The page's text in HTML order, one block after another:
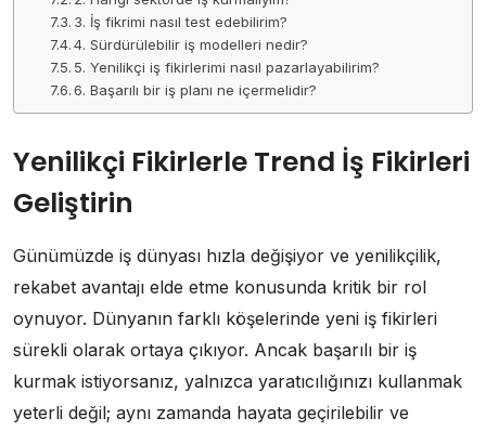
3. İş fikrimi nasıl test edebilirim?
4. Sürdürülebilir iş modelleri nedir?
5. Yenilikçi iş fikirlerimi nasıl pazarlayabilirim?
6. Başarılı bir iş planı ne içermelidir?
Yenilikçi Fikirlerle Trend İş Fikirleri
Geliştirin
Günümüzde iş dünyası hızla değişiyor ve yenilikçilik,
rekabet avantajı elde etme konusunda kritik bir rol
oynuyor. Dünyanın farklı köşelerinde yeni iş fikirleri
sürekli olarak ortaya çıkıyor. Ancak başarılı bir iş
kurmak istiyorsanız, yalnızca yaratıcılığınızı kullanmak
yeterli değil; aynı zamanda hayata geçirilebilir ve